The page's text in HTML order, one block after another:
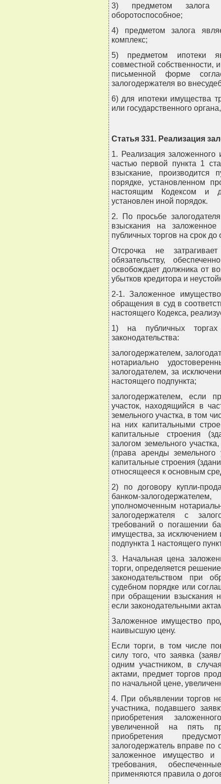
3) предметом залога
оборотоспособное;
4) предметом залога
комплекс;
5) предметом ипотеки
совместной собственности,
письменной форме
залогодержателя во
6) для ипотеки имущества
или государственного
Статья 331. Реализация
1. Реализация заложенного
частью первой пункта 1
взыскание,
порядке, установленном
настоящим Кодексом и
установлен иной порядок.
2. По просьбе
взыскания на
публичных торгов на срок до
Отсрочка не
обязательству,
освобождает должника от
убытков кредитора и
2-1. Заложенное
обращения в суд в
настоящего Кодекса,
1) на публичных
законодательства:
залогодержателем,
нотариально
залогодателем, за
настоящего подпункта;
залогодержателем, если
участок, находящийся в
земельного участка, в том
на них капитальными
капитальные строения
залогом земельного
(права аренды земельного
капитальные строения
относящееся к основным
2) по договору купли-
банком-
уполномоченным
залогодержателя с
требований о погашении
имущества, за исключением
подпункта 1 настоящего
3. Начальная цена
торги, определяется
законодательством при
судебном порядке или
при обращении взыскания
если законодательными
Заложенное имущество
наивысшую цену.
Если торги, в том числе
силу того, что заявка
одним участником, в
актами, предмет торгов
по начальной цене,
4. При объявлении торгов
участника, подавшего
приобретения
увеличенной на пять
приобретения
залогодержатель вправе по
заложенное имущество и
требования,
применяются правила о